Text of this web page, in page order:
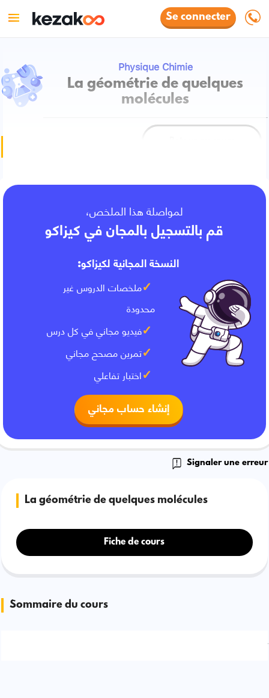
Se connecter
Physique Chimie
La géométrie de quelques
molécules
لمواصلة هذا الملخص،
قم بالتسجيل بالمجان في كيزاكو
النسخة المجانية لكيزاكو:
ملخصات الدروس غير
محدودة
فيديو مجاني في كل درس
تمرين مصحح مجاني
اختبار تفاعلي
إنشاء حساب مجاني
Signaler une erreur
La géométrie de quelques molécules
Fiche de cours
Sommaire du cours